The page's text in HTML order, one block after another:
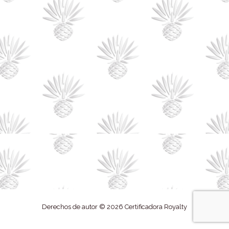
Derechos de autor © 2026 Certificadora Royalty